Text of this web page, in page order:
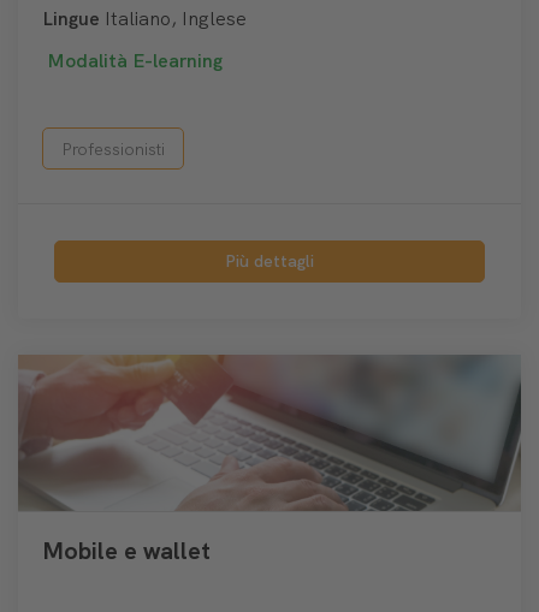
Lingue Italiano, Inglese
Modalità E-learning
Professionisti
Più dettagli
Mobile e wallet